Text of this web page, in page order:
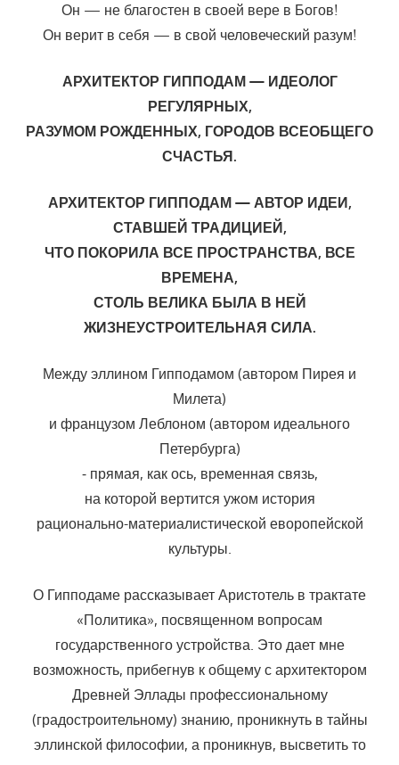
Он — не благостен в своей вере в Богов!
Он верит в себя — в свой человеческий разум!
АРХИТЕКТОР ГИППОДАМ — ИДЕОЛОГ
РЕГУЛЯРНЫХ,
РАЗУМОМ РОЖДЕННЫХ, ГОРОДОВ ВСЕОБЩЕГО
СЧАСТЬЯ.
АРХИТЕКТОР ГИППОДАМ — АВТОР ИДЕИ,
СТАВШЕЙ ТРАДИЦИЕЙ,
ЧТО ПОКОРИЛА ВСЕ ПРОСТРАНСТВА, ВСЕ
ВРЕМЕНА,
СТОЛЬ ВЕЛИКА БЫЛА В НЕЙ
ЖИЗНЕУСТРОИТЕЛЬНАЯ СИЛА.
Между эллином Гипподамом (автором Пирея и
Милета)
и французом Леблоном (автором идеального
Петербурга)
⁃ прямая, как ось, временная связь,
на которой вертится ужом история
рационально-материалистической еворопейской
культуры.
О Гипподаме рассказывает Аристотель в трактате
«Политика», посвященном вопросам
государственного устройства. Это дает мне
возможность, прибегнув к общему с архитектором
Древней Эллады профессиональному
(градостроительному) знанию, проникнуть в тайны
эллинской философии, а проникнув, высветить то